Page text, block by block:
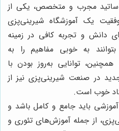
مجرب و متخصص، یکی از
یک آموزشگاه شیرینی‌پزی
دانش و تجربه کافی در زمینه
به خوبی مفاهیم را به
توانایی به‌روز بودن با
در صنعت شیرینی‌پزی نیز از
خوب است.
آموزشی باید جامع و کامل باشد و
از جمله آموزش‌های تئوری و